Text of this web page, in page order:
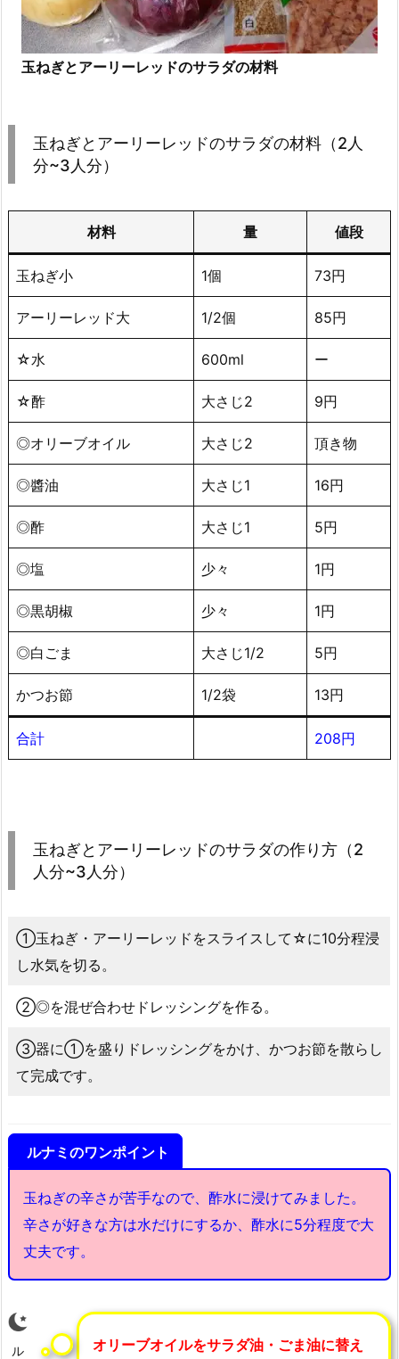
玉ねぎとアーリーレッドのサラダの材料
玉ねぎとアーリーレッドのサラダの材料（2人
分~3人分）
材料 量 値段
玉ねぎ小 1個 73円
アーリーレッド大 1/2個 85円
☆水 600ml ー
☆酢 大さじ2 9円
◎オリーブオイル 大さじ2 頂き物
◎醬油 大さじ1 16円
◎酢 大さじ1 5円
◎塩 少々 1円
◎黒胡椒 少々 1円
◎白ごま 大さじ1/2 5円
かつお節 1/2袋 13円
合計 208円
玉ねぎとアーリーレッドのサラダの作り方（2
人分~3人分）
①玉ねぎ・アーリーレッドをスライスして☆に10分程浸
し水気を切る。
②◎を混ぜ合わせドレッシングを作る。
③器に①を盛りドレッシングをかけ、かつお節を散らし
て完成です。
ルナミのワンポイント
玉ねぎの辛さが苦手なので、酢水に浸けてみました。
辛さが好きな方は水だけにするか、酢水に5分程度で大
丈夫です。
ル
オリーブオイルをサラダ油・ごま油に替え